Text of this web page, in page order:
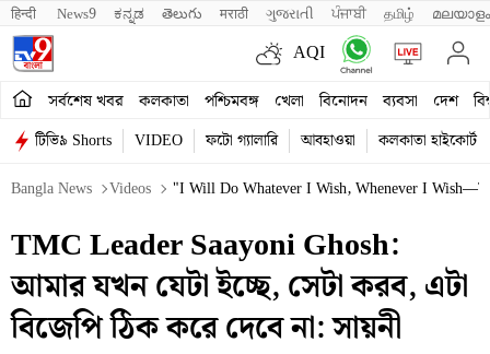
हिन्दी News9 ಕನ್ನಡ తెలుగు मराठी ગુજરાતી ਪੰਜਾਬੀ தமிழ் മലയാളം
AQI
সর্বশেষ খবর কলকাতা পশ্চিমবঙ্গ খেলা বিনোদন ব্যবসা দেশ
টিভি৯ Shorts VIDEO ফটো গ্যালারি আবহাওয়া
কলকাতা হাইকোর্ট
Bangla News
Videos "I Will Do Whatever I Wish, Whenever I
TMC Leader Saayoni Ghosh:
আমার যখন যেটা ইচ্ছে, সেটা করব, এটা
বিজেপি ঠিক করে দেবে না: সায়নী